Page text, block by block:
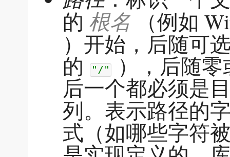
的 根名 （例如
）开始，后随可
的 "/" ），后随
后一个都必须是
列。表示路径的
式（如哪些字符